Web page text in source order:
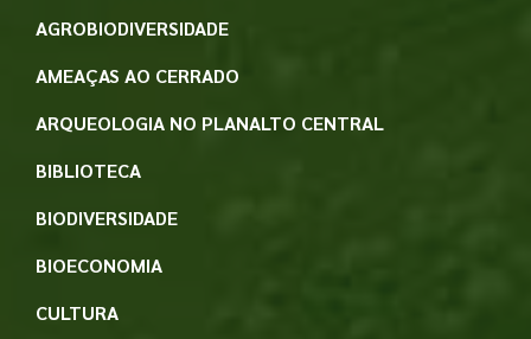
AGROBIODIVERSIDADE
AMEAÇAS AO CERRADO
ARQUEOLOGIA NO PLANALTO CENTRAL
BIBLIOTECA
BIODIVERSIDADE
BIOECONOMIA
CULTURA